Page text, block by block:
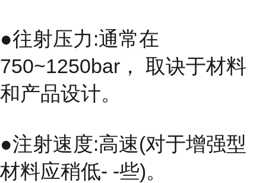
●往射压力:通常在
750~1250bar， 取诀于材料
和产品设计。
●注射速度:高速(对于增强型
材料应稍低- -些)。